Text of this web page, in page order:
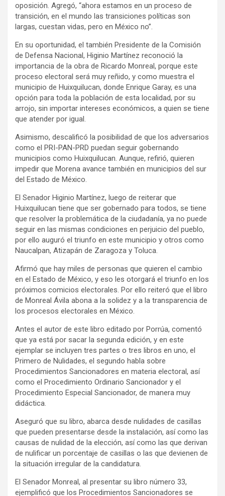
oposición. Agregó, “ahora estamos en un proceso de
transición, en el mundo las transiciones políticas son
largas, cuestan vidas, pero en México no”.
En su oportunidad, el también Presidente de la Comisión
de Defensa Nacional, Higinio Martínez reconoció la
importancia de la obra de Ricardo Monreal, porque este
proceso electoral será muy reñido, y como muestra el
municipio de Huixquilucan, donde Enrique Garay, es una
opción para toda la población de esta localidad, por su
arrojo, sin importar intereses económicos, a quien se tiene
que atender por igual.
Asimismo, descalificó la posibilidad de que los adversarios
como el PRI-PAN-PRD puedan seguir gobernando
municipios como Huixquilucan. Aunque, refirió, quieren
impedir que Morena avance también en municipios del sur
del Estado de México.
El Senador Higinio Martínez, luego de reiterar que
Huixquilucan tiene que ser gobernado para todos, se tiene
que resolver la problemática de la ciudadanía, ya no puede
seguir en las mismas condiciones en perjuicio del pueblo,
por ello auguró el triunfo en este municipio y otros como
Naucalpan, Atizapán de Zaragoza y Toluca.
Afirmó que hay miles de personas que quieren el cambio
en el Estado de México, y eso les otorgará el triunfo en los
próximos comicios electorales. Por ello reiteró que el libro
de Monreal Ávila abona a la solidez y a la transparencia de
los procesos electorales en México.
Antes el autor de este libro editado por Porrúa, comentó
que ya está por sacar la segunda edición, y en este
ejemplar se incluyen tres partes o tres libros en uno, el
Primero de Nulidades, el segundo habla sobre
Procedimientos Sancionadores en materia electoral, así
como el Procedimiento Ordinario Sancionador y el
Procedimiento Especial Sancionador, de manera muy
didáctica.
Aseguró que su libro, abarca desde nulidades de casillas
que pueden presentarse desde la instalación, así como las
causas de nulidad de la elección, así como las que derivan
de nulificar un porcentaje de casillas o las que devienen de
la situación irregular de la candidatura.
El Senador Monreal, al presentar su libro número 33,
ejemplificó que los Procedimientos Sancionadores se